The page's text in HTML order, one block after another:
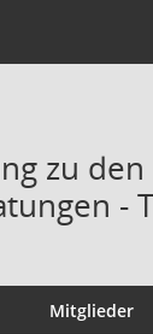
zu den
-
Mitglieder